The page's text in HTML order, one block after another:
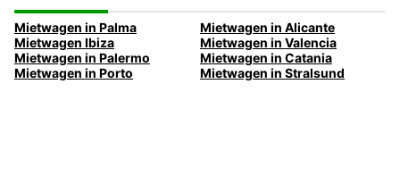
Mietwagen in Palma
Mietwagen in Alicante
Mietwagen Ibiza
Mietwagen in Valencia
Mietwagen in Palermo
Mietwagen in Catania
Mietwagen in Porto
Mietwagen in Stralsund